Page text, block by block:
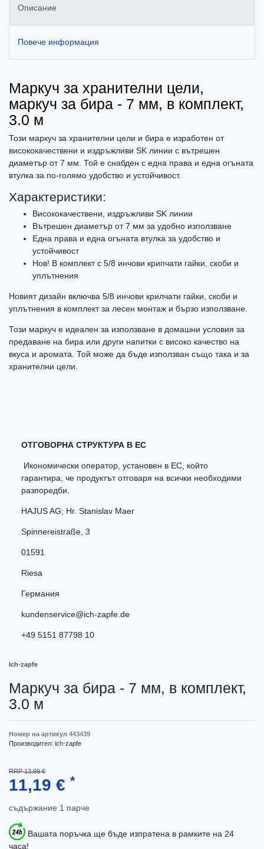
Описание
Повече информация
Маркуч за хранителни цели,
маркуч за бира - 7 мм, в комплект,
3.0 м
Този маркуч за хранителни цели и бира е изработен от
висококачествени и издръжливи SK линии с вътрешен
диаметър от 7 мм. Той е снабден с една права и една огъната
втулка за по-голямо удобство и устойчивост.
Характеристики:
Висококачествени, издръжливи SK линии
Вътрешен диаметър от 7 мм за удобно използване
Една права и една огъната втулка за удобство и
устойчивост
Нов! В комплект с 5/8 инчови крипчати гайки, скоби и
уплътнения
Новият дизайн включва 5/8 инчови крилчати гайки, скоби и
уплътнения в комплект за лесен монтаж и бързо използване.
Този маркуч е идеален за използване в домашни условия за
предаване на бира или други напитки с високо качество на
вкуса и аромата. Той може да бъде използван също така и за
хранителни цели.
ОТГОВОРНА СТРУКТУРА В ЕС
Икономически оператор, установен в ЕС, който
гарантира, че продуктът отговаря на всички необходими
разпоредби.
HAJUS AG; Hr. Stanislav Maer
Spinnereistraße 3
01591
Riesa
Германия
kundenservice@ich-zapfe.de
+49 5151 87798 10
Ich-zapfe
Маркуч за бира - 7 мм, в комплект,
3.0 м
Номер на артикул 443439
Производител: ich-zapfe
RRP 13,99 €
11,19 € *
съдържание 1 парче
Вашата поръчка ще бъде изпратена в рамките на 24
часа!